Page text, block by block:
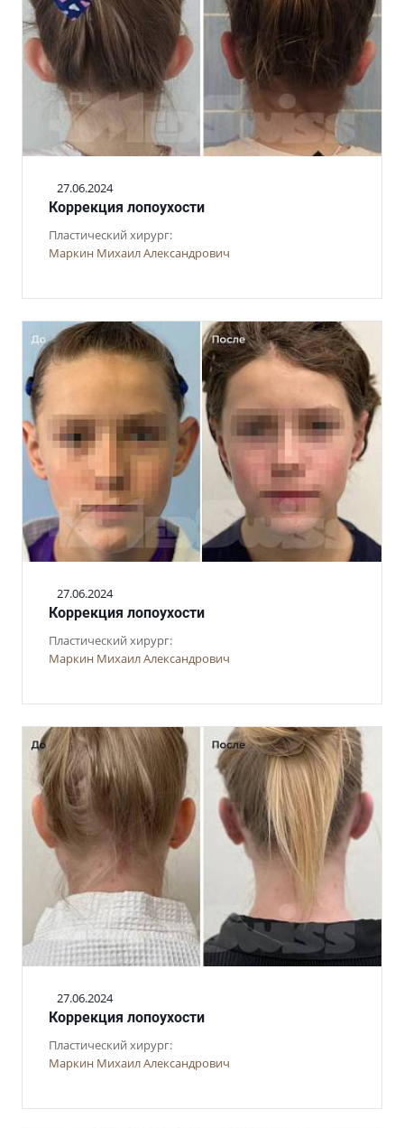
27.06.2024
Коррекция лопоухости
Пластический хирург:
Маркин Михаил Александрович
27.06.2024
Коррекция лопоухости
Пластический хирург:
Маркин Михаил Александрович
27.06.2024
Коррекция лопоухости
Пластический хирург:
Маркин Михаил Александрович